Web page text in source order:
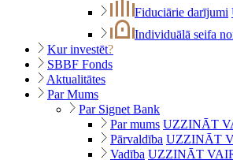
Fiduciārie darījumi
Individuālā seifa
Kur investēt?
SBBF Fonds
Aktualitātes
Par Mums
Par Signet Bank
Par mums UZZINĀT
Pārvaldība UZZINĀT
Vadība UZZINĀT